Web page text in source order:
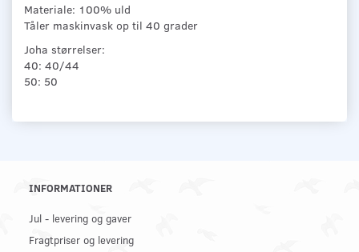
Materiale: 100% uld
Tåler maskinvask op til 40 grader
Joha størrelser:
40: 40/44
50: 50
INFORMATIONER
Jul - levering og gaver
Fragtpriser og levering